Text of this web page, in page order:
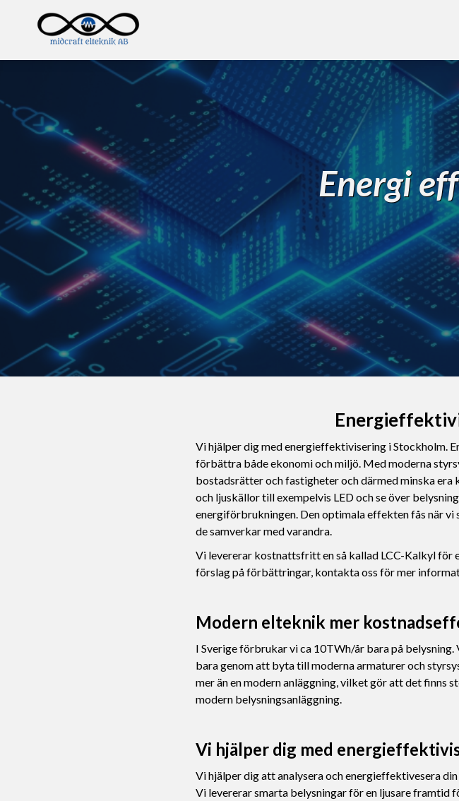
Energi
Vi hjälper dig med energieffektivisering i Stockholm.
förbättra både ekonomi och miljö. Med moderna
bostadsrätter och fastigheter och därmed minska
och ljuskällor till exempelvis LED och se över
energiförbrukningen. Den optimala effekten fås när
de samverkar med varandra.
Vi levererar kostnattsfritt en så kallad LCC-Kalkyl för
förslag på förbättringar, kontakta oss för mer
Modern elteknik mer
I Sverige förbrukar vi ca 10TWh/år bara på
bara genom att byta till moderna armaturer och
mer än en modern anläggning, vilket gör att det finns
modern belysningsanläggning.
Vi hjälper dig med
Vi hjälper dig att analysera och energieffektivesera
Vi levererar smarta belysningar för en ljusare framtid